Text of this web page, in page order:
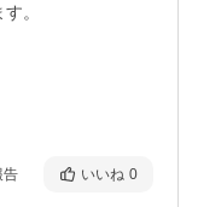
。
告 いいね 0